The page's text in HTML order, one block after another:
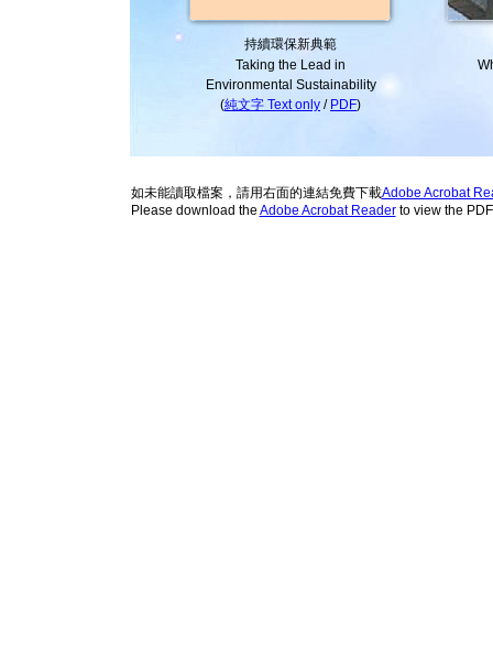
持續環保新典範
Taking the Lead in
Environmental Sustainability
(純文字 Text only / PDF)
如未能讀取檔案，請用右面的連結免費下載Adobe Acrobat
Please download the Adobe Acrobat Readerto view the